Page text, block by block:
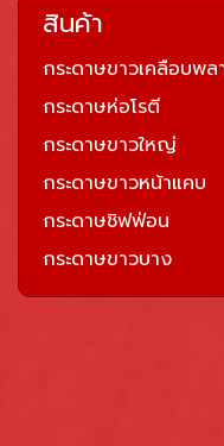
สินค้า
กระดาษขาวเคลือบพ
กระดาษห่อโรตี
กระดาษขาวใหญ่
กระดาษขาวหน้าแคบ
กระดาษชิฟฟ่อน
กระดาษขาวบาง